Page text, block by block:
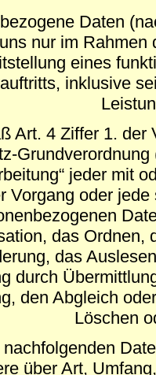
Daten
nur im
eines
inklusive
Art. 4 Ziffer 1. der
jeder mit
Vorgang oder
das Ordnen,
das
durch
den Abgleich
Löschen
nachfolgenden
über Art,